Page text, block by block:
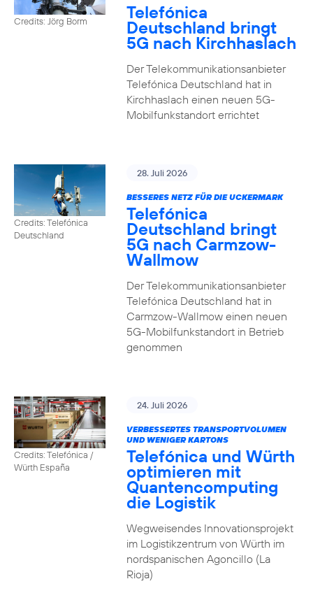
Credits: Jörg Borm Telefónica
Deutschland bringt
5G nach Kirchhaslach
Der Telekommunikationsanbieter
Telefónica Deutschland hat in
Kirchhaslach einen neuen 5G-
Mobilfunkstandort errichtet
Credits: Telefónica
Deutschland
28. Juli 2026
BESSERES NETZ FÜR DIE UCKERMARK
Telefónica
Deutschland bringt
5G nach Carmzow-
Wallmow
Der Telekommunikationsanbieter
Telefónica Deutschland hat in
Carmzow-Wallmow einen neuen
5G-Mobilfunkstandort in Betrieb
genommen
Credits: Telefónica /
Würth España
24. Juli 2026
VERBESSERTES TRANSPORTVOLUMEN
UND WENIGER KARTONS
Telefónica und Würth
optimieren mit
Quantencomputing
die Logistik
Wegweisendes Innovationsprojekt
im Logistikzentrum von Würth im
nordspanischen Agoncillo (La
Rioja)